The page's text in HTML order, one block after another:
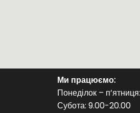
Ми працюємо:
Понеділок –
Субота: 9.00-20.00